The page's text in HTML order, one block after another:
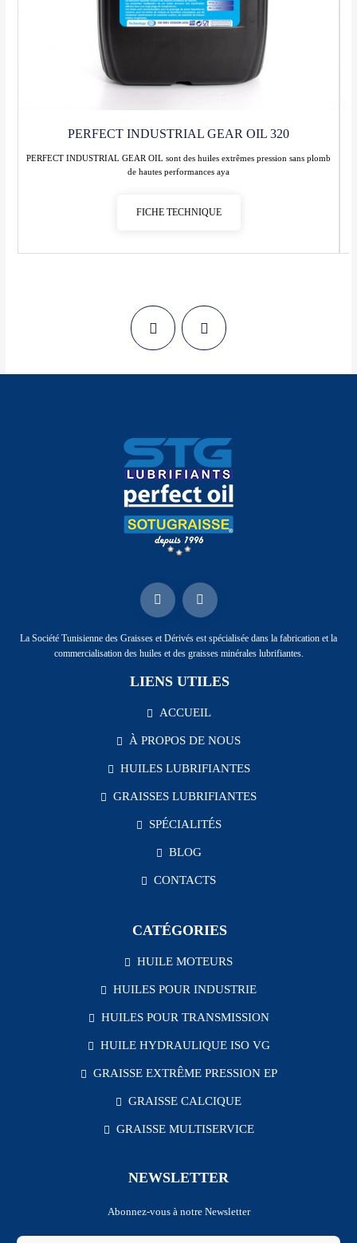
PERFECT INDUSTRIAL GEAR OIL 320
PERFECT INDUSTRIAL GEAR OIL sont des huiles extrêmes pression sans plomb
de hautes performances aya
FICHE TECHNIQUE
La Société Tunisienne des Graisses et Dérivés est spécialisée dans la fabrication et la
commercialisation des huiles et des graisses minérales lubrifiantes.
LIENS UTILES
ACCUEIL
À PROPOS DE NOUS
HUILES LUBRIFIANTES
GRAISSES LUBRIFIANTES
SPÉCIALITÉS
BLOG
CONTACTS
CATÉGORIES
HUILE MOTEURS
HUILES POUR INDUSTRIE
HUILES POUR TRANSMISSION
HUILE HYDRAULIQUE ISO VG
GRAISSE EXTRÊME PRESSION EP
GRAISSE CALCIQUE
GRAISSE MULTISERVICE
NEWSLETTER
Abonnez-vous à notre Newsletter